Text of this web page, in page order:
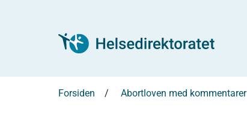
Forsiden Abortloven med kommentarer